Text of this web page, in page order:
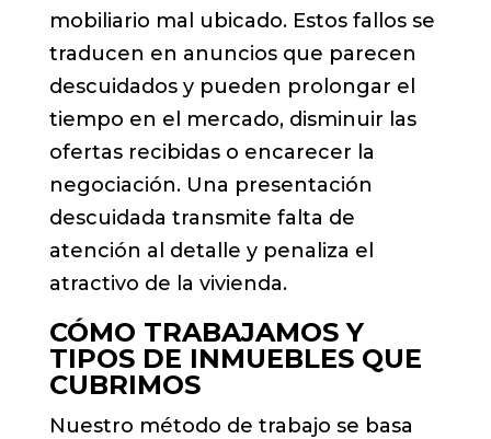
mobiliario mal ubicado. Estos fallos se
traducen en anuncios que parecen
descuidados y pueden prolongar el
tiempo en el mercado, disminuir las
ofertas recibidas o encarecer la
negociación. Una presentación
descuidada transmite falta de
atención al detalle y penaliza el
atractivo de la vivienda.
CÓMO TRABAJAMOS Y
TIPOS DE INMUEBLES QUE
CUBRIMOS
Nuestro método de trabajo se basa